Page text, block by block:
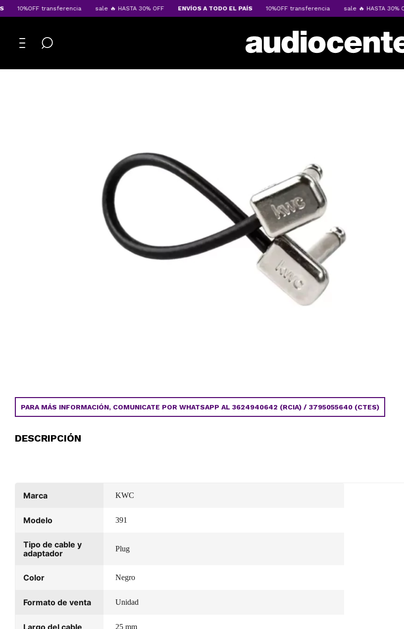
10%OFF transferencia sale 🔥 HASTA 30% OFF ENVÍOS A TODO EL PAÍS 10%OFF transferencia sale 🔥 HASTA 30% OFF
PARA MÁS INFORMACIÓN, COMUNICATE POR WHATSAPP AL 3624940642 (RCIA) / 3795055640 (CTES)
DESCRIPCIÓN
Marca KWC
Modelo 391
Tipo de cable y
adaptador
Plug
Color Negro
Formato de venta Unidad
25 mm